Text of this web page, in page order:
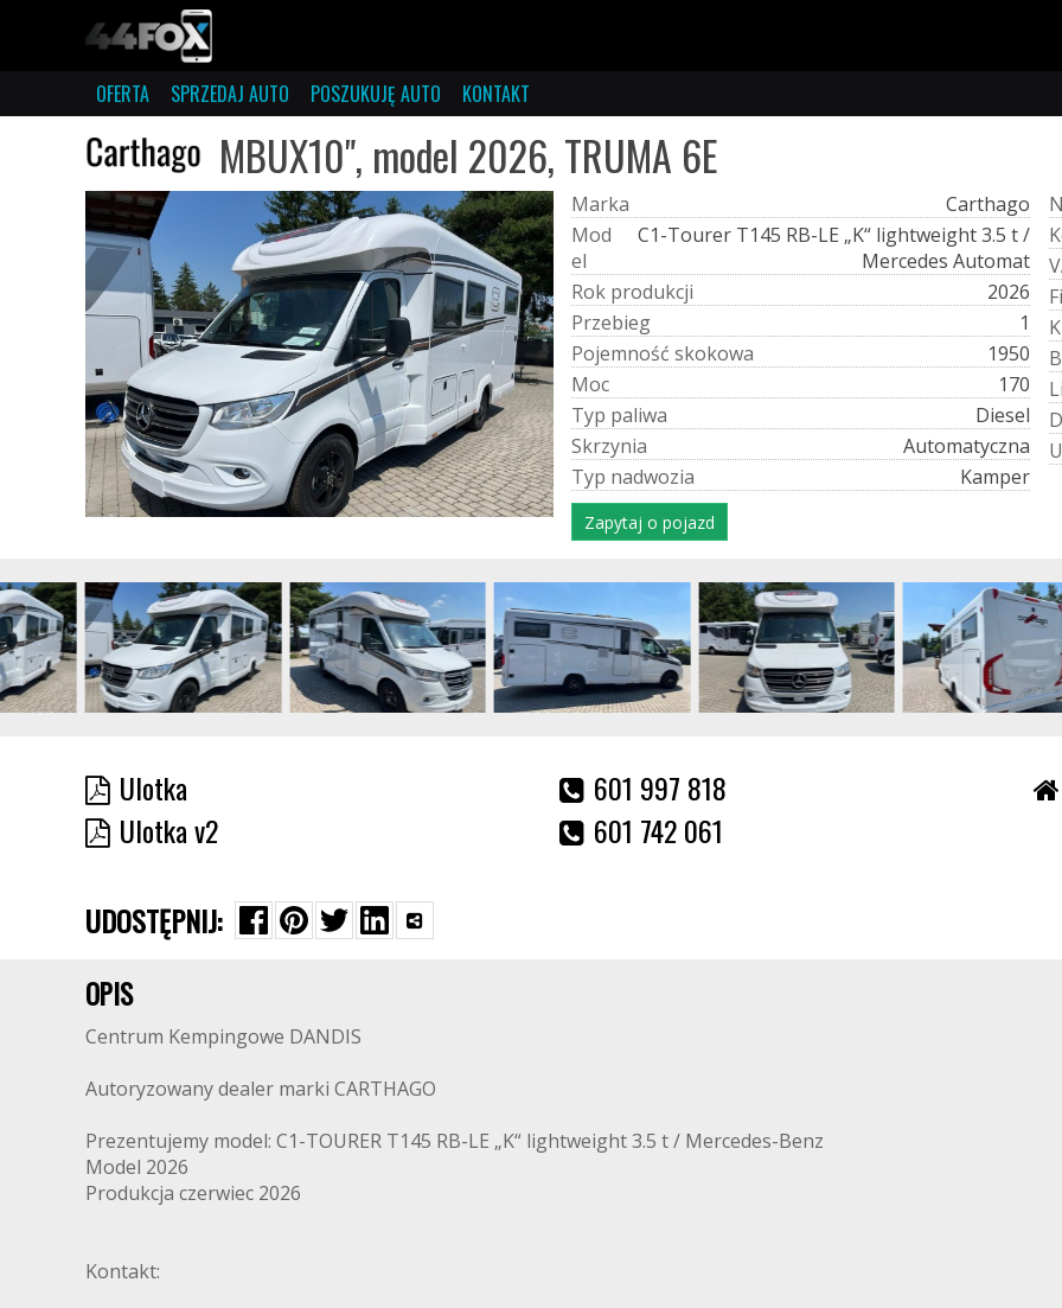
OFERTA SPRZEDAJ AUTO POSZUKUJĘ AUTO KONTAKT
MBUX10", model 2026, TRUMA 6E
Marka
Carthago
Mod
el
C1-Tourer T145 RB-LE „K“ lightweight 3.5 t /
Mercedes Automat
Rok produkcji
2026
Przebieg
1
Pojemność skokowa
1950
Moc
170
Typ paliwa
Diesel
Skrzynia
Automatyczna
Typ nadwozia Kamper
K
V
Fi
K
B
L
D
U
Zapytaj o pojazd
Ulotka
Ulotka v2
601 997 818
601 742 061
UDOSTĘPNIJ:
OPIS
Centrum Kempingowe DANDIS
Autoryzowany dealer marki CARTHAGO
Prezentujemy model: C1-TOURER T145 RB-LE „K“ lightweight 3.5 t / Mercedes-Benz
Model 2026
Produkcja czerwiec 2026
Kontakt: